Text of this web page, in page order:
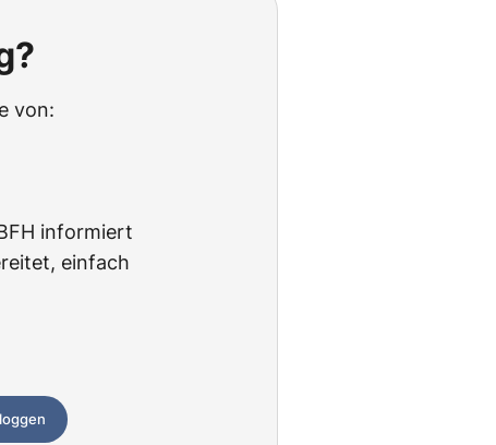
von:
informiert
einfach